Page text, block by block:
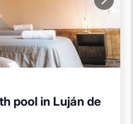
pool in Luján de